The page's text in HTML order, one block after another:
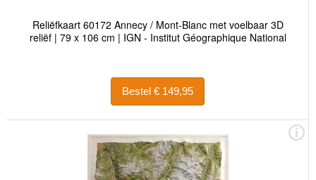
Reliëfkaart 60172 Annecy / Mont-Blanc met voelbaar 3D
reliëf | 79 x 106 cm | IGN - Institut Géographique National
Bestel € 149,95